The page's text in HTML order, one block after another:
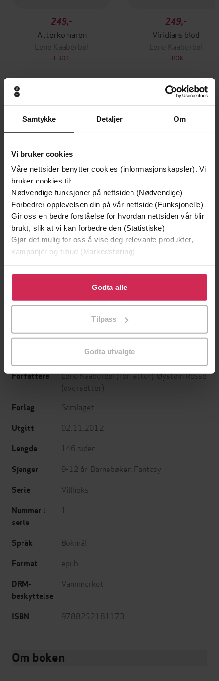
Samtykke Detaljer Om
Vi bruker cookies
Våre nettsider benytter cookies (informasjonskapsler). Vi
bruker cookies til:
Nødvendige funksjoner på nettsiden (Nødvendige)
Forbedrer opplevelsen din på vår nettside (Funksjonelle)
Gir oss en bedre forståelse for hvordan nettsiden vår blir
brukt, slik at vi kan forbedre den (Statistiske)
Gjør det mulig for oss å vise deg relevante produkter,
kampanjer og tilbud (Markedsføring)
Klikk på «Godta alle» for å gi oss ditt samtykke til å
bruke cookies for alle disse formålene. Du kan også
tilpasse ditt samtykke til spesifikke formål ved å klikke
Godta alle
Tilpass
Godta utvalgte
249,-
Atterkomaren
Lene Kaaberbøl
EBOK
249,-
Viridians blod
Lene Kaaberbøl
EBOK
Andre har også kjøpt
Kimæras hevn
Blodsungen
Forfattere Lene Kaaberbøl(forfatter),Øystein Rosse
(oversetter)
Forlag Samlaget
Utgitt 02.11.2012
Lengde 146 sider
Sjanger 9-12 år Barnebøker Fantasy
Serie Villheks
Nummer i
serie
1
Språk Bokmål
Format epub
DRM-
beskyttelse
Vannmerket
ISBN 9788252181173
Om boken